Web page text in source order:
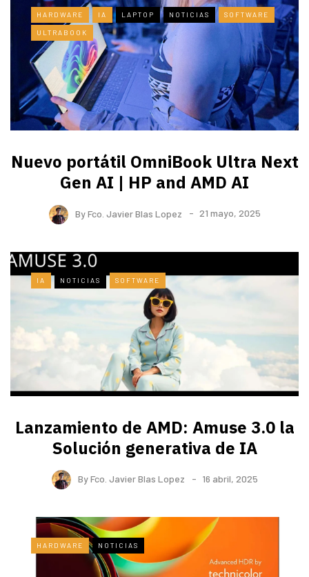
HARDWARE IA LAPTOP NOTICIAS SOFTWARE
ULTRABOOK
Nuevo portátil OmniBook Ultra ​Next
Gen AI | HP and AMD AI
ByFco. Javier Blas Lopez 21 mayo, 2025
IA NOTICIAS SOFTWARE
Lanzamiento de AMD: Amuse 3.0 la
Solución generativa de IA
ByFco. Javier Blas Lopez 16 abril, 2025
HARDWARE NOTICIAS